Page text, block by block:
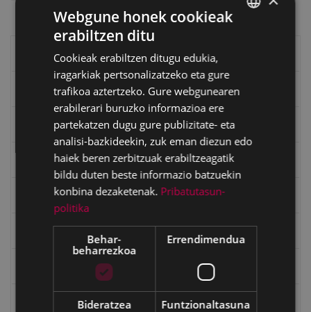
Eibarko liburuak
eta kitto
"Eibar" rebista sarean
Goi Argi aldizkaria
Kultura egitaraua
"Gure Herria" aldizkaria
Txostenak eta dokumentuak
Webgune honek cookieak
erabiltzen ditu
Cookieak erabiltzen ditugu edukia,
iragarkiak pertsonalizatzeko eta gure
trafikoa aztertzeko. Gure webgunearen
erabilerari buruzko informazioa ere
partekatzen dugu gure publizitate- eta
analisi-bazkideekin, zuk eman diezun edo
haiek beren zerbitzuak erabiltzeagatik
bildu duten beste informazio batzuekin
konbina dezaketenak. Pribatutasun-
politika
Behar-
beharrezkoa
Errendimendua
Bideratzea Funtzionaltasuna